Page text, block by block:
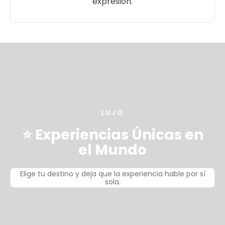
LUJO
⭐ Experiencias Únicas en
el Mundo
Elige tu destino y deja que la experiencia hable por sí
sola.